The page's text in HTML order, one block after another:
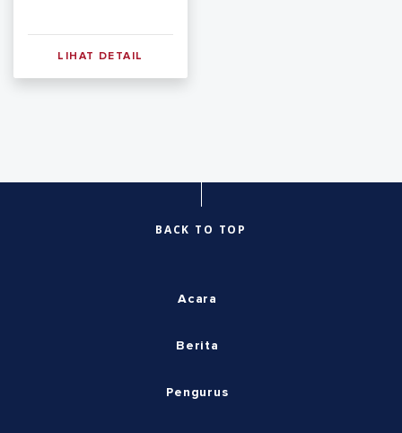
LIHAT DETAIL
BACK TO TOP
Acara
Berita
Pengurus